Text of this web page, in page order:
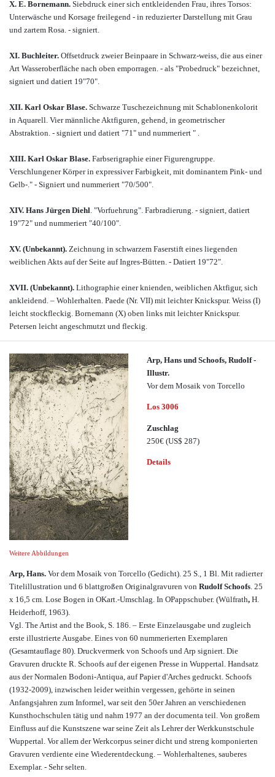
X. E. Bornemann. Siebdruck einer sich entkleidenden Frau, ihres Torsos:
Unterwäsche und Korsage freilegend - in reduzierter Darstellung mit Grau
und zartem Rosa. - signiert.
XI. Buchleiter. Offsetdruck zweier Beinpaare in Schwarz-weiss, die aus einer
Art Wasseroberfläche nach oben emporragen. - als "Probedruck" bezeichnet,
signiert und datiert 19"70".
XII. Karl Oskar Blase. Schwarze Tuschezeichnung mit Schablonenkolorit
in Aquarell. Vier männliche Aktfiguren, gehend, in geometrischer
Abstraktion. - signiert und datiert "71" und nummeriert " .
XIII. Karl Oskar Blase. Farbserigraphie einer Figurengruppe.
Verschlungener Körper in expressiver Farbigkeit, mit dominantem Pink- und
Gelb-." - Signiert und nummeriert "70/500".
XIV. Hans Jürgen Diehl . "Vorfuehrung". Farbradierung. - signiert, datiert
19"72" und nummeriert "40/100".
XV. (Unbekannt). Zeichnung in schwarzem Faserstift eines liegenden
weiblichen Akts auf der Seite auf Ingres-Bütten. - Datiert 19"72".
XVII. (Unbekannt). Lithographie einer knienden, weiblichen Aktfigur, sich
ankleidend. – Wohlerhalten. Paede (Nr. VII) mit leichter Knickspur. Weiss (I)
leicht stockfleckig. Bornemann (X) oben links mit leichter Knickspur.
Petersen leicht angeschmutzt und fleckig.
Weitere Abbildungen
Arp, Hans und Schoofs, Rudolf -
Illustr.
Vor dem Mosaik von Torcello
Los 3006
Zuschlag
250€ (US$ 287)
Details
Arp, Hans. Vor dem Mosaik von Torcello (Gedicht). 25 S., 1 Bl. Mit radierter
Titelillustration und 6 blattgroßen Originalgravuren von Rudolf Schoofs . 25
x 16,5 cm. Lose Bogen in OKart.-Umschlag. In OPappschuber. (Wülfrath, H.
Heiderhoff, 1963).
Vgl. The Artist and the Book, S. 186. – Erste Einzelausgabe und zugleich
erste illustrierte Ausgabe. Eines von 60 nummerierten Exemplaren
(Gesamtauflage 80). Druckvermerk von Schoofs und Arp signiert. Die
Gravuren druckte R. Schoofs auf der eigenen Presse in Wuppertal. Handsatz
aus der Normalen Bodoni-Antiqua, auf Papier d'Arches gedruckt. Schoofs
(1932-2009), inzwischen leider weithin vergessen, gehörte in seinen
Anfangsjahren zum Informel, war seit den 50er Jahren an verschiedenen
Kunsthochschulen tätig und nahm 1977 an der documenta teil. Von großem
Einfluss auf die Kunstszene war seine Zeit als Lehrer der Werkkunstschule
Wuppertal. Vor allem der Werkcorpus seiner dicht und streng komponierten
Gravuren verdiente eine Wiederentdeckung. – Wohlerhaltenes, sauberes
Exemplar. - Sehr selten.